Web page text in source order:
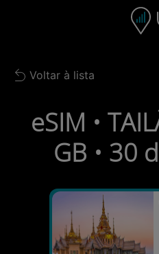
Barra de
Back to list
Voltar à lista
eSIM •
GB • 30